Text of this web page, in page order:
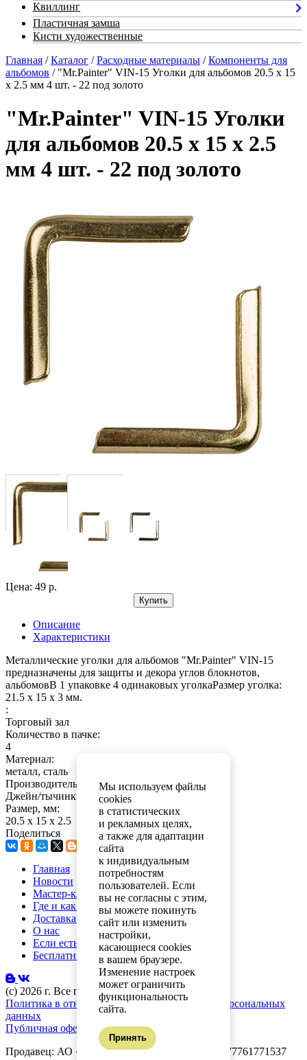
Квиллинг
Пластичная замша
Кисти художественные
Главная /Каталог /Расходные материалы /Компоненты для
альбомов / "Mr.Painter" VIN-15 Уголки для альбомов 20.5 х 15
х 2.5 мм 4 шт. - 22 под золото
"Mr.Painter" VIN-15 Уголки
для альбомов 20.5 х 15 х 2.5
мм 4 шт. - 22 под золото
Цена: 49 р.
Купить
Описание
Характеристики
Металлические уголки для альбомов "Mr.Painter" VIN-15
предназначены для защиты и декора углов блокнотов,
альбомовВ 1 упаковке 4 одинаковых уголкаРазмер уголка:
21.5 х 15 х 3 мм.
:
Торговый зал
Количество в пачке:
4
Материал:
металл, сталь
Производитель для сайта Лео РБ:
Джейн/тычинки,скрап, раскраски
Размер, мм:
20.5 х 15 х 2.5
Поделиться
Главная
Новости
Мастер-классы
Где и как купить
Доставка и оплата
О нас
Если есть вопросы
Бесплатный каталог
(с) 2026 г. Все права защищены.
Политика в отношении обработки и защиты персональных
данных
Публичная оферта
Продавец: АО «Планета увлечений» ОГРН: 1077761771537
Мы используем файлы
cookies
в статистических
и рекламных целях,
а также для адаптации
сайта
к индивидуальным
потребностям
пользователей. Если
вы не согласны с этим,
вы можете покинуть
сайт или изменить
настройки,
касающиеся cookies
в вашем браузере.
Изменение настроек
может ограничить
функциональность
сайта.
Принять